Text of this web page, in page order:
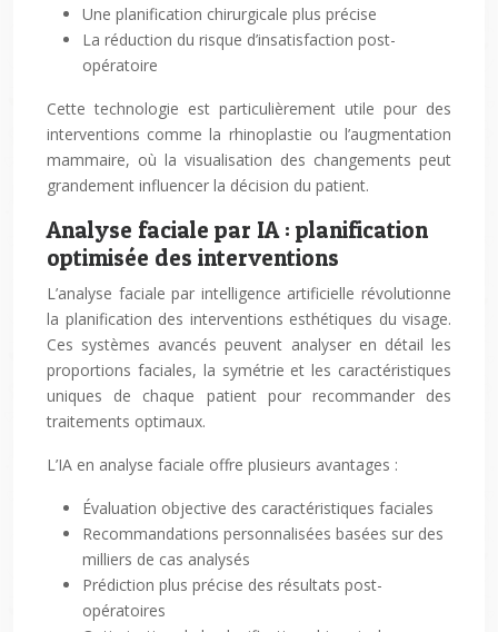
Une planification chirurgicale plus précise
La réduction du risque d’insatisfaction post-
opératoire
Cette technologie est particulièrement utile pour des
interventions comme la rhinoplastie ou l’augmentation
mammaire, où la visualisation des changements peut
grandement influencer la décision du patient.
Analyse faciale par IA : planification
optimisée des interventions
L’analyse faciale par intelligence artificielle révolutionne
la planification des interventions esthétiques du visage.
Ces systèmes avancés peuvent analyser en détail les
proportions faciales, la symétrie et les caractéristiques
uniques de chaque patient pour recommander des
traitements optimaux.
L’IA en analyse faciale offre plusieurs avantages :
Évaluation objective des caractéristiques faciales
Recommandations personnalisées basées sur des
milliers de cas analysés
Prédiction plus précise des résultats post-
opératoires